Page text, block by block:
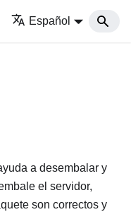
Español
a desembalar y
el servidor,
son correctos y